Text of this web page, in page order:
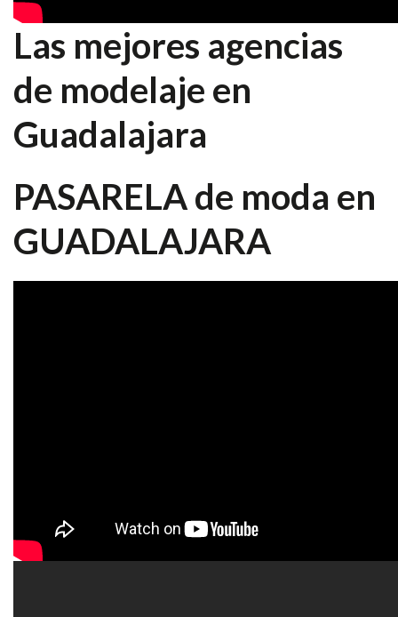
Las mejores agencias
de modelaje en
Guadalajara
PASARELA de moda en
GUADALAJARA